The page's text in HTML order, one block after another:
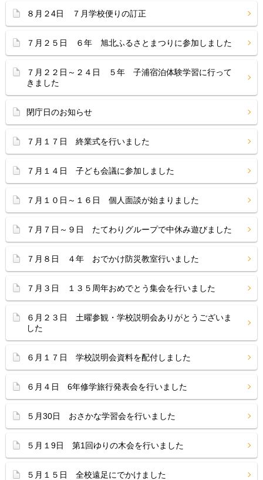
８月２4日 ７月学校便りの訂正
７月２５日 ６年 旭北ふるさとまつりに参加しました
７月２２日～２４日 ５年 子浦宿泊体験学習に行って
きました
閉庁日のお知らせ
７月１７日 終業式を行いました
７月１４日 子ども会議に参加しました
７月１０日～１６日 個人面談が始まりました
７月７日～９日 たてわりグループで中休み遊びました
７月８日 ４年 おでかけ防災教室行いました
７月３日 １３５周年おめでとう集会を行いました
６月２３日 土曜参観・学校説明会ありがとうございま
した
６月１７日 学校説明会資料を配付しました
６月４日 6年修学旅行発表会を行いました
５月30日 おさかな学習会を行いました
５月１9日 第1回ゆりの木会を行いました
５月１５日 全校遠足にでかけました